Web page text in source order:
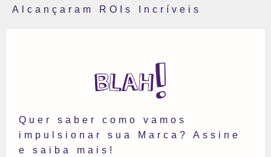
Alcançaram ROIs Incríveis
Quer saber como vamos
impulsionar sua Marca? Assine
e saiba mais!